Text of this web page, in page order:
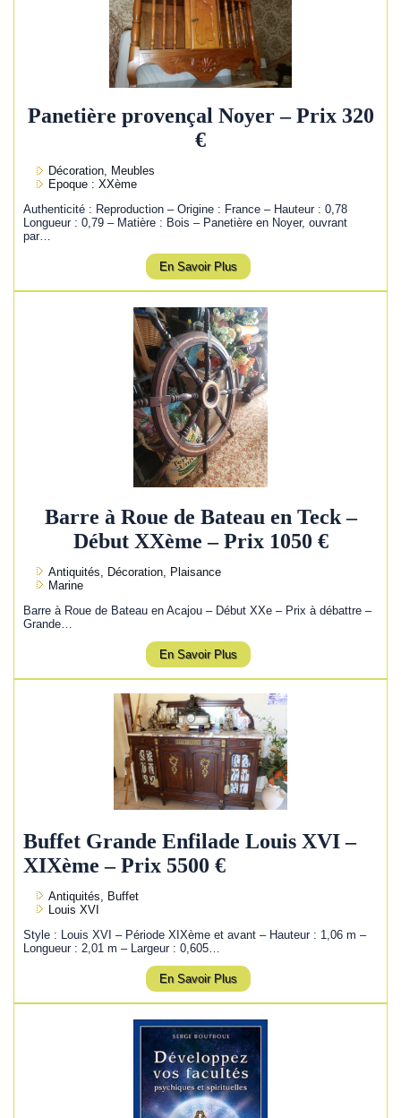
Panetière provençal Noyer – Prix 320
€
Décoration, Meubles
Epoque : XXème
Authenticité : Reproduction – Origine : France – Hauteur : 0,78
Longueur : 0,79 – Matière : Bois – Panetière en Noyer, ouvrant
par…
En Savoir Plus
Barre à Roue de Bateau en Teck –
Début XXème – Prix 1050 €
Antiquités, Décoration, Plaisance
Marine
Barre à Roue de Bateau en Acajou – Début XXe – Prix à débattre –
Grande…
En Savoir Plus
Buffet Grande Enfilade Louis XVI –
XIXème – Prix 5500 €
Antiquités, Buffet
Louis XVI
Style : Louis XVI – Période XIXème et avant – Hauteur : 1,06 m –
Longueur : 2,01 m – Largeur : 0,605…
En Savoir Plus